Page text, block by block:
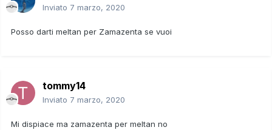
Inviato 7 marzo, 2020
Posso darti meltan per Zamazenta se vuoi
tommy14
Inviato 7 marzo, 2020
Mi dispiace ma zamazenta per meltan no